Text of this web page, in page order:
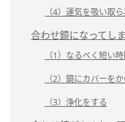
（4）運気を吸い取
合わせ鏡になってし
（1）なるべく短い
（2）鏡にカバーを
（3）浄化をする